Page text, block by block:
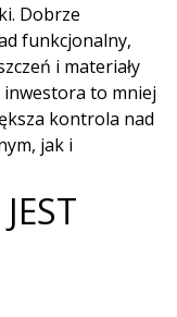
. Dobrze
funkcjonalny,
i materiały
inwestora to mniej
kontrola nad
jak i